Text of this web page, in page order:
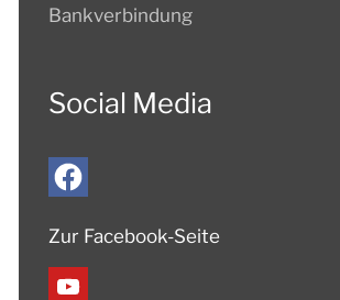
Bankverbindung
Social Media
Zur Facebook-Seite